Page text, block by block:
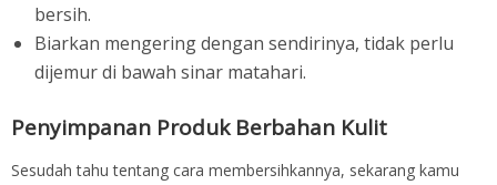
bersih.
Biarkan mengering dengan sendirinya, tidak perlu
dijemur di bawah sinar matahari.
Penyimpanan Produk Berbahan Kulit
Sesudah tahu tentang cara membersihkannya, sekarang kamu